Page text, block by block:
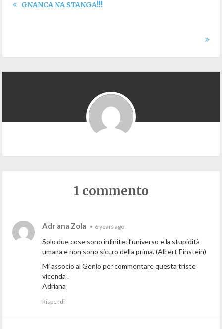
GNANCA NA STANGA!!!
1 commento
Adriana Zola • 6 years ago
Solo due cose sono infinite: l’universo e la stupidità
umana e non sono sicuro della prima. (Albert Einstein)
Mi associo al Genio per commentare questa triste
vicenda .
Adriana
Rispondi